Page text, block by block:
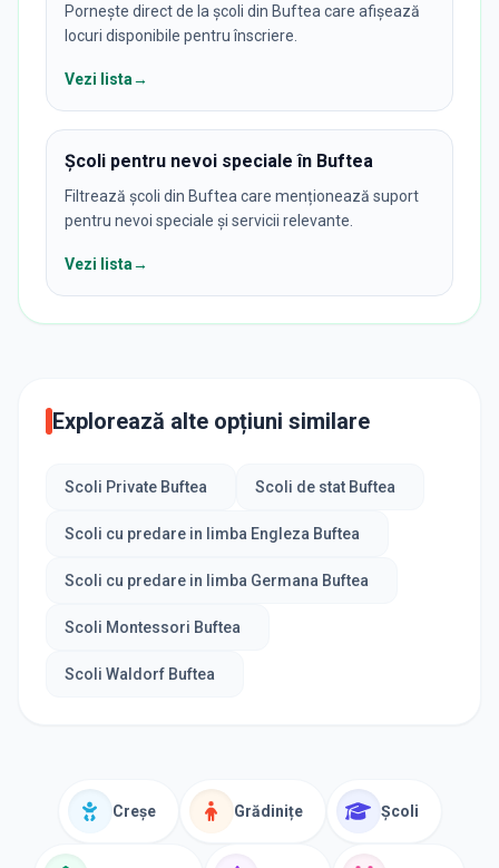
Pornește direct de la școli din Buftea care afișează
locuri disponibile pentru înscriere.
Vezi lista→
Școli pentru nevoi speciale în Buftea
Filtrează școli din Buftea care menționează suport
pentru nevoi speciale și servicii relevante.
Vezi lista→
Explorează alte opțiuni similare
Scoli Private Buftea Scoli de stat Buftea
Scoli cu predare in limba Engleza Buftea
Scoli cu predare in limba Germana Buftea
Scoli Montessori Buftea
Scoli Waldorf Buftea
Creșe Grădinițe Școli